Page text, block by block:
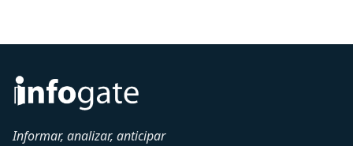
Informar, analizar, anticipar